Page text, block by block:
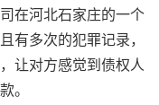
在河北石家庄的一个
有多次的犯罪记录，
让对方感觉到债权人
。